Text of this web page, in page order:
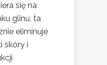
się na
glinu, ta
eliminuje
skóry i